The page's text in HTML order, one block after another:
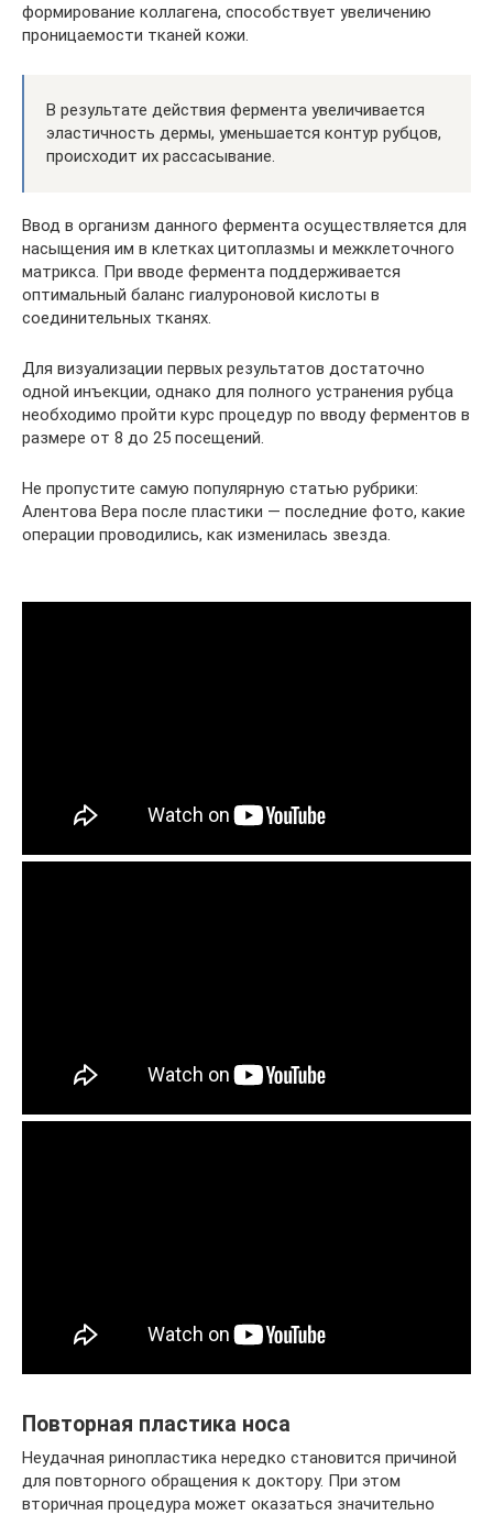
формирование коллагена, способствует увеличению
проницаемости тканей кожи.
В результате действия фермента увеличивается
эластичность дермы, уменьшается контур рубцов,
происходит их рассасывание.
Ввод в организм данного фермента осуществляется для
насыщения им в клетках цитоплазмы и межклеточного
матрикса. При вводе фермента поддерживается
оптимальный баланс гиалуроновой кислоты в
соединительных тканях.
Для визуализации первых результатов достаточно
одной инъекции, однако для полного устранения рубца
необходимо пройти курс процедур по вводу ферментов в
размере от 8 до 25 посещений.
Не пропустите самую популярную статью рубрики:
Алентова Вера после пластики — последние фото, какие
операции проводились, как изменилась звезда.
Повторная пластика носа
Неудачная ринопластика нередко становится причиной
для повторного обращения к доктору. При этом
вторичная процедура может оказаться значительно